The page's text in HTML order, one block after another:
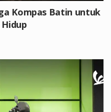
Kompas Batin untuk